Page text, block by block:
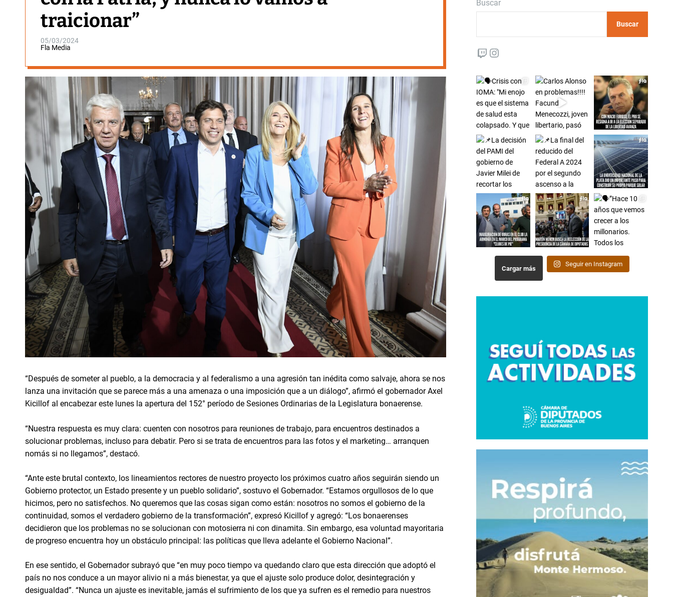
traicionar”
05/03/2024
Fla Media
“Después de someter al pueblo, a la democracia y al federalismo a una agresión tan inédita como salvaje, ahora se nos
lanza una invitación que se parece más a una amenaza o una imposición que a un diálogo”, afirmó el gobernador Axel
Kicillof al encabezar este lunes la apertura del 152° período de Sesiones Ordinarias de la Legislatura bonaerense.
“Nuestra respuesta es muy clara: cuenten con nosotros para reuniones de trabajo, para encuentros destinados a
solucionar problemas, incluso para debatir. Pero si se trata de encuentros para las fotos y el marketing… arranquen
nomás si no llegamos”, destacó.
“Ante este brutal contexto, los lineamientos rectores de nuestro proyecto los próximos cuatro años seguirán siendo un
Gobierno protector, un Estado presente y un pueblo solidario”, sostuvo el Gobernador. “Estamos orgullosos de lo que
hicimos, pero no satisfechos. No queremos que las cosas sigan como están: nosotros no somos el gobierno de la
continuidad, somos el verdadero gobierno de la transformación”, expresó Kicillof y agregó: “Los bonaerenses
decidieron que los problemas no se solucionan con motosierra ni con dinamita. Sin embargo, esa voluntad mayoritaria
de progreso encuentra hoy un obstáculo principal: las políticas que lleva adelante el Gobierno Nacional”.
En ese sentido, el Gobernador subrayó que “en muy poco tiempo va quedando claro que esta dirección que adoptó el
país no nos conduce a un mayor alivio ni a más bienestar, ya que el ajuste solo produce dolor, desintegración y
desigualdad”. “Nunca un ajuste es inevitable, jamás el sufrimiento de los que ya sufren es el remedio para nuestros
Buscar
Buscar
Twitch
Cargar más
Seguir en Instagram